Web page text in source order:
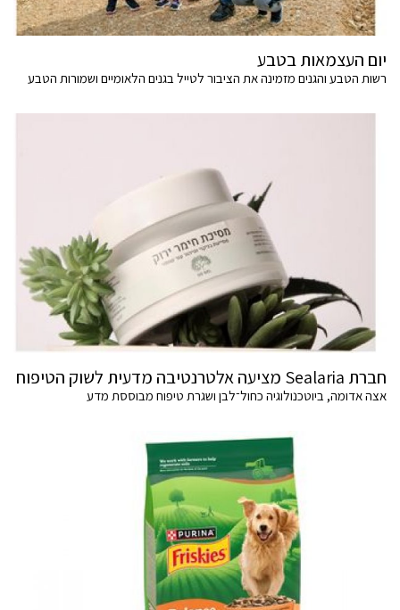
יום העצמאות בטבע
רשות הטבע והגנים מזמינה את הציבור לטייל בגנים הלאומיים ושמורות הטבע
חברת Sealaria מציעה אלטרנטיבה מדעית לשוק הטיפוח
אצה אדומה, ביוטכנולוגיה כחול־לבן ושגרת טיפוח מבוססת מדע